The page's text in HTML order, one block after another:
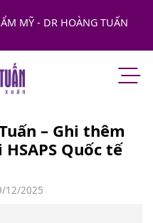
MỸ - DR HOÀNG TUẤN
– Ghi thêm
Quốc tế
12/2025